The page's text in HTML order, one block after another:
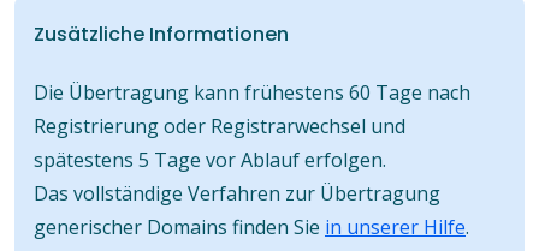
Zusätzliche Informationen
Die Übertragung kann frühestens 60 Tage nach
Registrierung oder Registrarwechsel und
spätestens 5 Tage vor Ablauf erfolgen.
Das vollständige Verfahren zur Übertragung
generischer Domains finden Sie in unserer Hilfe.